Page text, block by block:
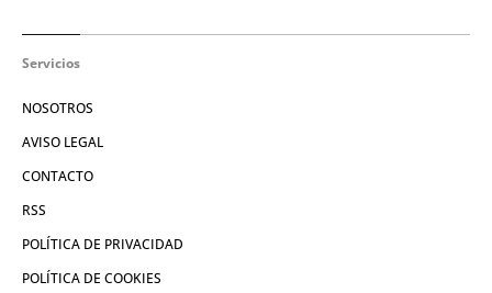
Servicios
NOSOTROS
AVISO LEGAL
CONTACTO
RSS
POLÍTICA DE PRIVACIDAD
POLÍTICA DE COOKIES